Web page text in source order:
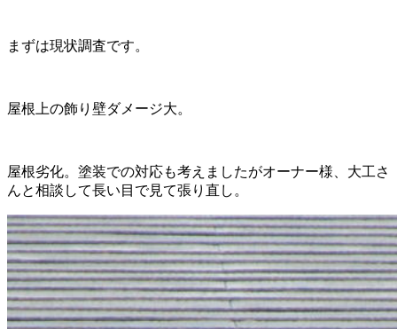
まずは現状調査です。
屋根上の飾り壁ダメージ大。
屋根劣化。塗装での対応も考えましたがオーナー様、大工さ
んと相談して長い目で見て張り直し。